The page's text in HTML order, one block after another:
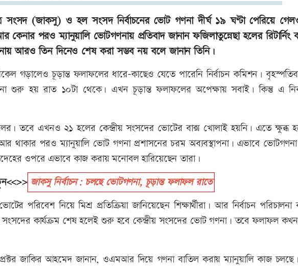
ছাত্র সংসদ (জাকসু) ও হল সংসদ নির্বাচনের ভোট গণনা দীর্ঘ ১৯ ঘণ্টা পেরিয়ে
পরও ম্যানুয়ালি ভোটগণনায় প্রতিবাদ জানান ফজিলাতুন্নেছা হলের রিটার্নিং
আরও তিন দিনেও শেষ করা সম্ভব নয় বলে জানান তিনি।
গড়ালেও চূড়ান্ত ফলাফলের ধারে-কাছেও যেতে পারেনি নির্বাচন কমিশন।
শুরু হয় রাত ১০টা থেকে। এখন চূড়ান্ত ফলাফলের অপেক্ষায় সবাই। কিন্তু এ
তবে এখনও ২১ হলের কেন্দ্রীয় সংসদের ভোটের বাক্স খোলাই হয়নি। এতে ক্ষুব্ধ
থাকার পরও ম্যানুয়ালি ভোট গণনা প্রশাসনের চরম অব্যবস্থাপনা। এভাবে
ওপরে এভাবে কাজ করায় মনোবল হারিয়েছেন তারা।
জাকসু নির্বাচন: চলছে ভোটগণনা, চূড়ান্ত ফলাফল রাতে
পরিবেশ নিয়ে মিশ্র প্রতিক্রিয়া জানিয়েছেন শিক্ষার্থীরা। আর নির্বাচন পরিচালনা
সংসদের কার্যক্রম শেষ হলেই শুরু হবে কেন্দ্রীয় সংসদের ভোট গণনা। তবে ফলাফল
জাকির আহমেদ জানান, ওএমআর দিয়ে গণনা বাতিল করায় ম্যানুয়ালি কাজ